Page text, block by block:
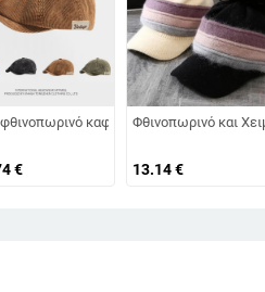
καπέλο ηλίου πτυσσόμενο καπέλο
καφέ ρετρό βελούδινο
€
Φθινοπωρινό και
13.14€